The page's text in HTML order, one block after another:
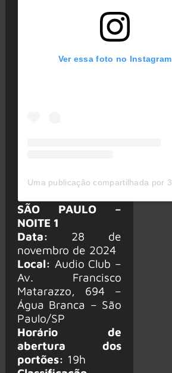
Ver essa foto no Instagram
SÃO PAULO –
NOITE 1
Data: 28 de
novembro de 2024
Local: Audio Club –
Av. Francisco
Matarazzo, 694 –
Água Branca – São
Paulo/SP
Horário de
abertura dos
portões: 19h